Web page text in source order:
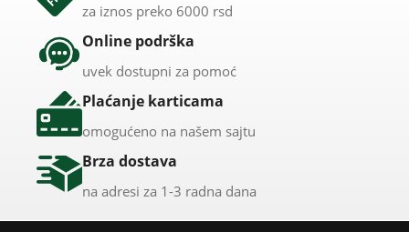
za iznos preko 6000 rsd
Online podrška
uvek dostupni za pomoć
Plaćanje karticama
omogućeno na našem sajtu
Brza dostava
na adresi za 1-3 radna dana